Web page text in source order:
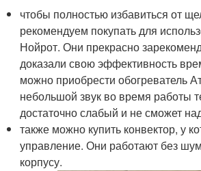
чтобы полностью избавиться от
рекомендуем покупать для
Нойрот. Они прекрасно
доказали свою эффективность
можно приобрести обогреватель
небольшой звук во время работы
достаточно слабый и не сможет
также можно купить конвектор, у
управление. Они работают без
корпусу.